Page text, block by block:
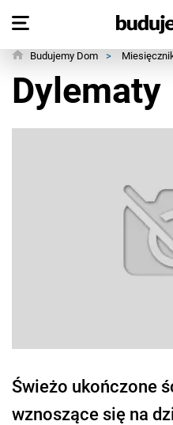
Budujemy Dom >
Dylematy
Świeżo ukończone
wznoszące się na